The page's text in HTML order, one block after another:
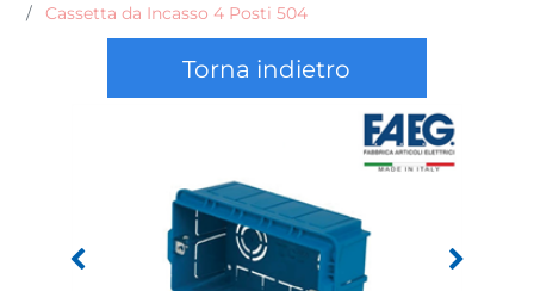
Cassetta da Incasso 4 Posti 504
Torna indietro